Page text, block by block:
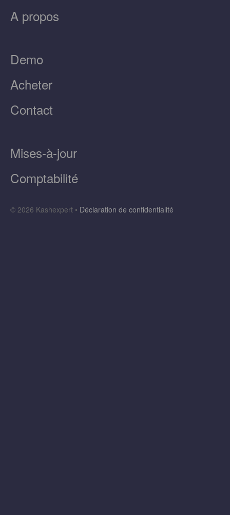
A propos
Demo
Acheter
Contact
Mises-à-jour
Comptabilité
© 2026 Kashexpert • Déclaration de confidentialité